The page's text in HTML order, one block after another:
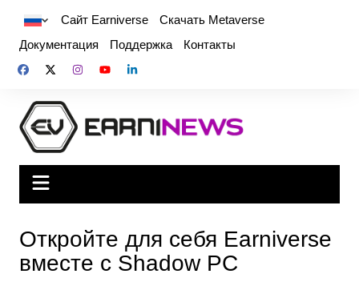
Сайт Earniverse
Скачать Metaverse
Документация
Поддержка Контакты
Откройте для себя Earniverse
вместе с Shadow PC